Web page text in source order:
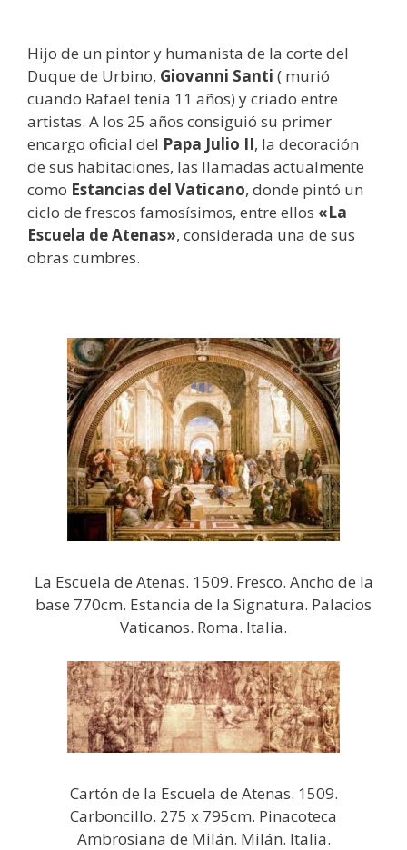
Hijo de un pintor y humanista de la corte del
Duque de Urbino, Giovanni Santi ( murió
cuando Rafael tenía 11 años) y criado entre
artistas. A los 25 años consiguió su primer
encargo oficial del Papa Julio II, la decoración
de sus habitaciones, las llamadas actualmente
como Estancias del Vaticano, donde pintó un
ciclo de frescos famosísimos, entre ellos «La
Escuela de Atenas», considerada una de sus
obras cumbres.
La Escuela de Atenas. 1509. Fresco. Ancho de la
base 770cm. Estancia de la Signatura. Palacios
Vaticanos. Roma. Italia.
Cartón de la Escuela de Atenas. 1509.
Carboncillo. 275 x 795cm. Pinacoteca
Ambrosiana de Milán. Milán. Italia.